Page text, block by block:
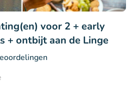
voor 2 + early
+ ontbijt aan de Linge